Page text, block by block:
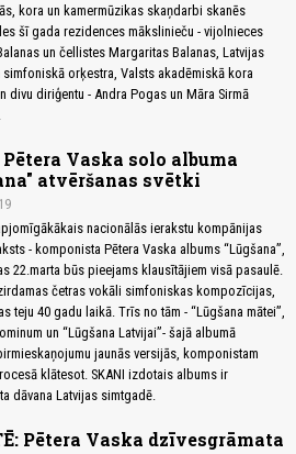
kora un kamermūzikas skaņdarbi skanēs
šī gada rezidences mākslinieču - vijolnieces
un čellistes Margaritas Balanas, Latvijas
orķestra, Valsts akadēmiskā kora
divu diriģentu - Andra Pogas un Māra Sirmā
Pētera Vaska solo albuma
atvēršanas svētki
nacionālās ierakstu kompānijas
- komponista Pētera Vaska albums “Lūgšana”,
22.marta būs pieejams klausītājiem visā pasaulē.
četras vokāli simfoniskas kompozīcijas,
teju 40 gadu laikā. Trīs no tām - “Lūgšana mātei”,
un “Lūgšana Latvijai”- šajā albumā
jaunās versijās, komponistam
klātesot. SKANI izdotais albums ir
dāvana Latvijas simtgadē.
Pētera Vaska dzīvesgrāmata